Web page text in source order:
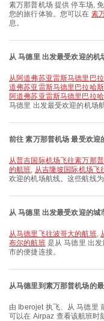
素万那普机场 提供 停车场, 免税店, 银行服务/ATM 以及其他多种设施，以提升
您的旅行体验。您可以在 素
息。
从 马德里 出发最受欢迎的机
从阿道弗苏亚雷斯马德里
道弗苏亚雷斯马德里巴拉哈
阿道弗苏亚雷斯马德里巴拉
马德里 出发最受欢迎的机场
前往 素万那普机场 最受欢迎
从普吉国际机场飞往素万那
的航班, 从吉隆坡国际机场飞
欢迎的机场航线。这些航线
从 马德里 出发最受欢迎的城
从马德里飞往波哥大的航班,
布尔的航班是从 马德里 出发
市的便捷连接。
从马德里到素万那普机场的
由 Iberojet 执飞、从 马德里 前往 素万那普机场 的最早航班于 22:15 起飞。您
可以在 Airpaz 查看该航班时